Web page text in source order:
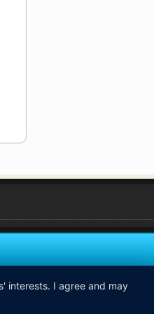
interests. I agree and may